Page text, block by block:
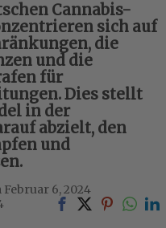
Cannabis-
sich auf
die
und die
für
Dies stellt
in der
abzielt, den
und
Februar 6, 2024